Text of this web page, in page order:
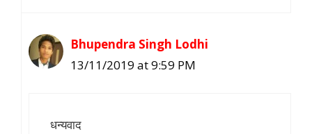
Bhupendra Singh Lodhi
13/11/2019 at 9:59 PM
धन्यवाद